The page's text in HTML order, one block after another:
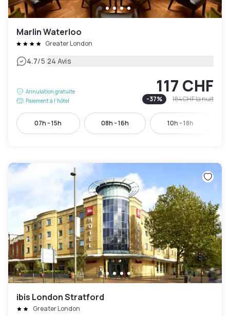
Marlin Waterloo
Greater London
4.7/5|24 Avis
Annulation gratuite
Paiement à l'hôtel
117 CHF
-37% 184 CHFla nuit
07h - 15h 08h - 16h 10h - 18h
ibis London Stratford
Greater London